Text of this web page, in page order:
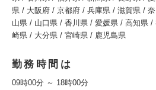
県 / 大阪府 / 京都府 / 兵庫県 / 滋賀県 /
山県 / 山口県 / 香川県 / 愛媛県 / 高知県
崎県 / 大分県 / 宮崎県 / 鹿児島県
勤務時間は
09時00分 ～ 18時00分